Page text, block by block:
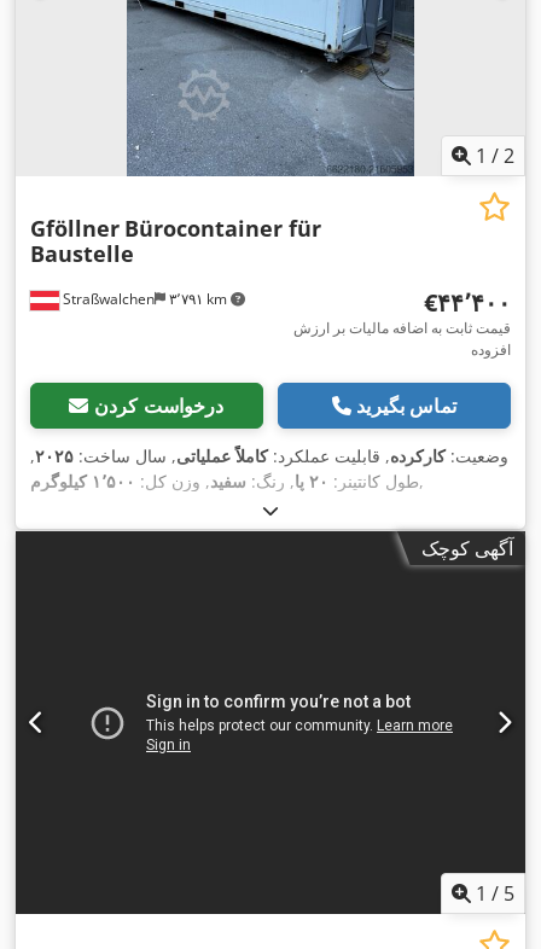
1 /2
Straßwalchen ۳٬۷۹۱ km
Gföllner Bürocontainer für
Baustelle
‎€۴۴٬۴۰۰
قیمت ثابت به اضافه مالیات بر ارزش
افزوده
درخواست کردن تماس بگیرید
وضعیت:کارکرده, قابلیت عملکرد:کاملاً عملیاتی, سال ساخت: ۲۰۲۵,
طول کانتینر: ۲۰ پا , رنگ: سفید, وزن کل: ۱٬۵۰۰ کیلوگرم ,
آگهی کوچک
1 / 5